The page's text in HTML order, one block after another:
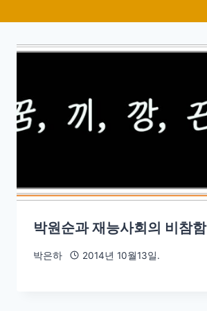
박원순과 재능사회의 비참함
박은하 2014년 10월13일.